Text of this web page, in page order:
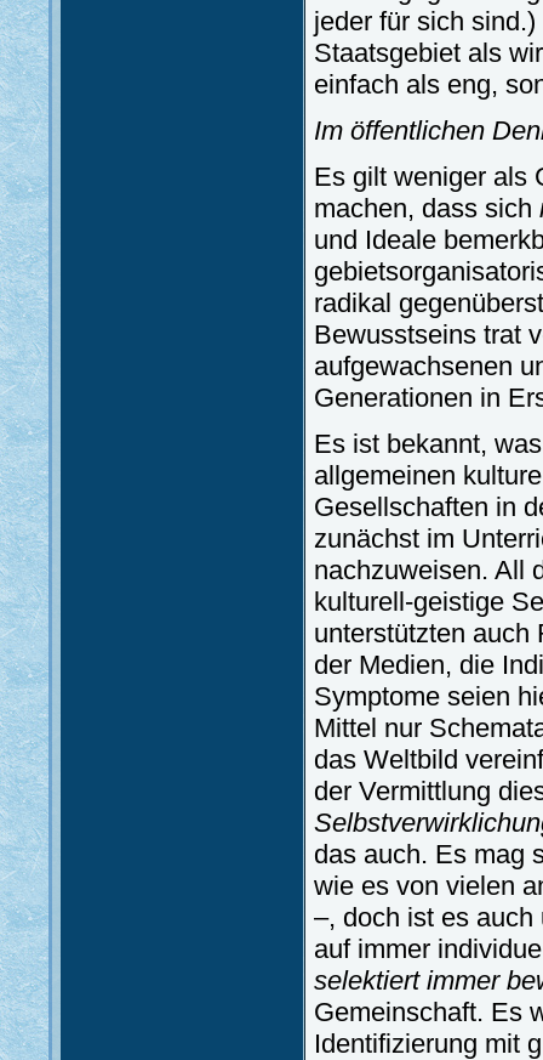
jeder für sich
Staatsgebiet als
einfach als eng,
Im öffentlichen
Es gilt weniger als
machen, dass sich
und Ideale
radikal
Bewusstseins trat
aufgewachsenen
Generationen in
Es ist bekannt,
allgemeinen
Gesellschaften in
zunächst im
nachzuweisen. All
kulturell-geistige
unterstützten auch
der Medien, die
Symptome seien
Mittel nur
das Weltbild
der Vermittlung
das auch. Es mag
wie es von vielen
–, doch ist es
auf immer
selektiert immer
Gemeinschaft. Es
Identifizierung mit